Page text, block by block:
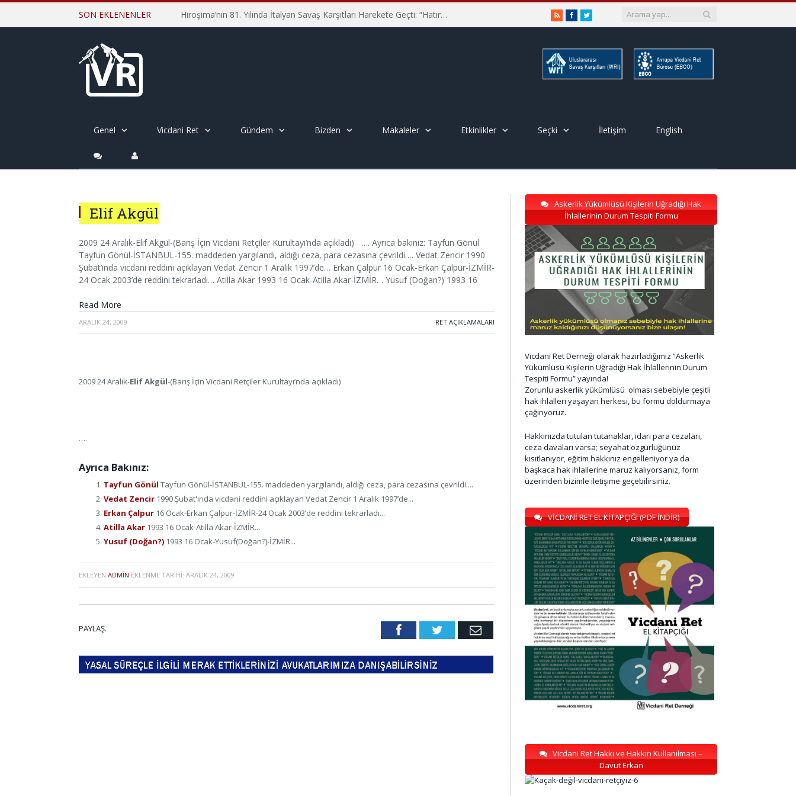
SON EKLENENLER Hiroşima’nın 81. Yılında İtalyan Savaş Karşıtları Harekete Geçti: “Hatırlamak yeterli değil” RSSFacebookTwitter
Genel Vicdani Ret Gündem Bizden Makaleler Etkinlikler Seçki İletişim English
Elif Akgül
2009 24 Aralık-Elif Akgül-(Barış İçin Vicdani Retçiler Kurultayı’nda açıkladı) …. Ayrıca bakınız: Tayfun Gönül
Tayfun Gönül-İSTANBUL-155. maddeden yargılandı, aldığı ceza, para cezasına çevrildi…. Vedat Zencir 1990
Şubat’ında vicdani reddini açıklayan Vedat Zencir 1 Aralık 1997’de… Erkan Çalpur 16 Ocak-Erkan Çalpur-İZMİR-
24 Ocak 2003’de reddini tekrarladı… Atilla Akar 1993 16 Ocak-Atilla Akar-İZMİR… Yusuf (Doğan?) 1993 16
Read More
ARALIK 24, 2009 · RET AÇIKLAMALARI
2009 24 Aralık-Elif Akgül-(Barış İçin Vicdani Retçiler Kurultayı’nda açıkladı)
….
Ayrıca Bakınız:
Tayfun Gönül Tayfun Gönül-İSTANBUL-155. maddeden yargılandı, aldığı ceza, para cezasına çevrildi....
Vedat Zencir 1990 Şubat'ında vicdani reddini açıklayan Vedat Zencir 1 Aralık 1997’de...
Erkan Çalpur 16 Ocak-Erkan Çalpur-İZMİR-24 Ocak 2003’de reddini tekrarladı...
Atilla Akar 1993 16 Ocak-Atilla Akar-İZMİR...
Yusuf (Doğan?) 1993 16 Ocak-Yusuf(Doğan?)-İZMİR...
EKLEYEN ADMIN EKLENME TARIHI: ARALIK 24, 2009
PAYLAŞ. FacebookTwitter Email
Askerlik Yükümlüsü Kişilerin Uğradığı Hak
İhlallerinin Durum Tespiti Formu
Vicdani Ret Derneği olarak hazırladığımız “Askerlik
Yükümlüsü Kişilerin Uğradığı Hak İhlallerinin Durum
Tespiti Formu” yayında!
Zorunlu askerlik yükümlüsü olması sebebiyle çeşitli
hak ihlalleri yaşayan herkesi, bu formu doldurmaya
çağırıyoruz.
Hakkınızda tutulan tutanaklar, idari para cezaları,
ceza davaları varsa; seyahat özgürlüğünüz
kısıtlanıyor, eğitim hakkınız engelleniyor ya da
başkaca hak ihlallerine maruz kalıyorsanız, form
üzerinden bizimle iletişime geçebilirsiniz.
VİCDANİ RET EL KİTAPÇIĞI (PDF İNDİR)
Vicdani Ret Hakkı ve Hakkın Kullanılması –
Davut Erkan